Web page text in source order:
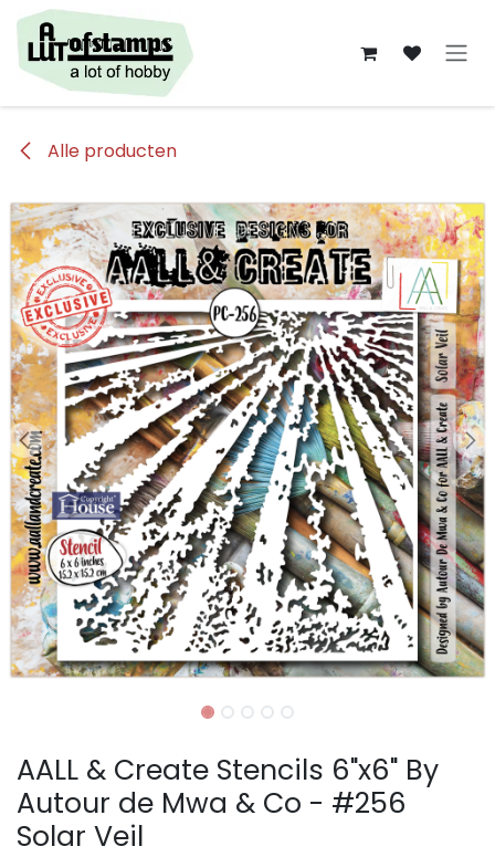
Overslaan naar inhoud
Alle producten
AALL & Create Stencils 6"x6" By
Autour de Mwa & Co - #256
Solar Veil